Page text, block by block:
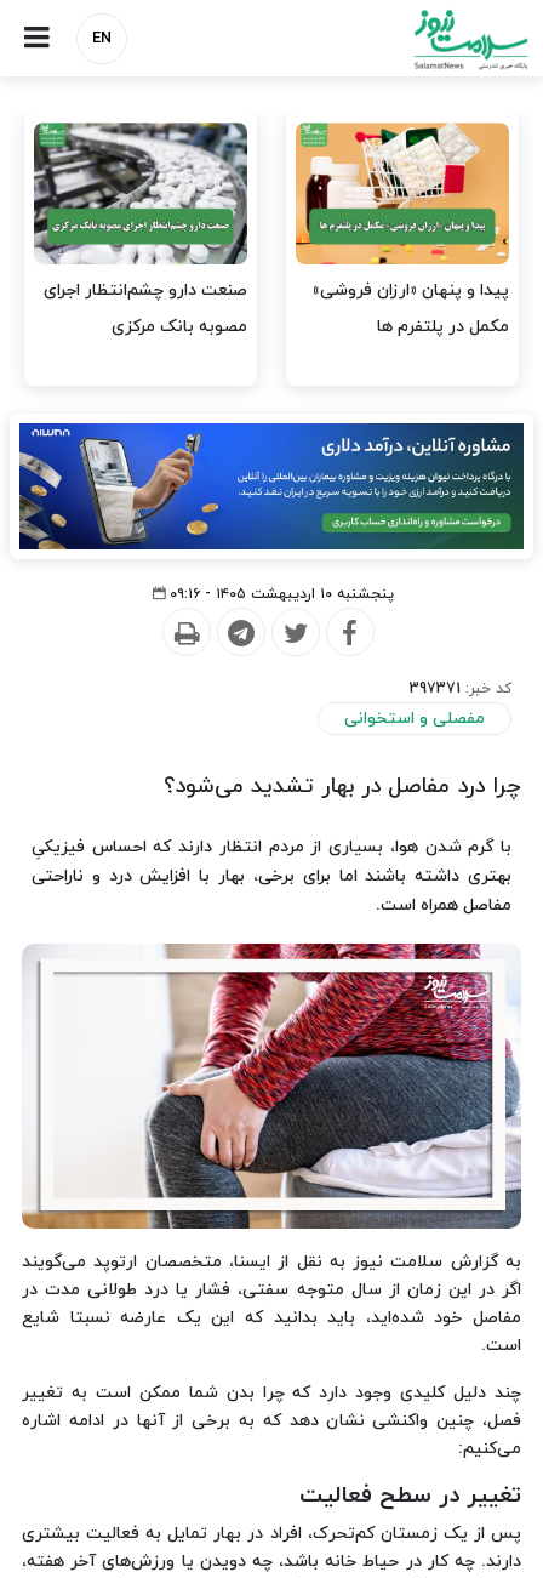
EN
هشدار کانون هموفیلی ایران:
۴ هزار بیمار ۸ ماه است
نسخه وزارت بهداشت برای
مهار پزشک‌نماهای
پنجشنبه ۱۰ اردیبهشت ۱۴۰۵ - ۰۹:۱۶
کد خبر: 397371
مفصلی و استخوانی
چرا درد مفاصل در بهار تشدید می‌شود؟
با گرم شدن هوا، بسیاری از مردم انتظار دارند که احساس فیزیکیِ
بهتری داشته باشند اما برای برخی، بهار با افزایش درد و ناراحتی
مفاصل همراه است.
به گزارش سلامت نیوز به نقل از ایسنا،‌ متخصصان ارتوپد می‌گویند
اگر در این زمان از سال متوجه سفتی، فشار یا درد طولانی مدت در
مفاصل خود شده‌اید، باید بدانید که این یک عارضه نسبتا شایع
است.
چند دلیل کلیدی وجود دارد که چرا بدن شما ممکن است به تغییر
فصل، چنین واکنشی نشان دهد که به برخی از آنها در ادامه اشاره
می‌کنیم:
تغییر در سطح فعالیت
پس از یک زمستان کم‌تحرک، افراد در بهار تمایل به فعالیت بیشتری
دارند. چه کار در حیاط خانه باشد، چه دویدن یا ورزش‌های آخر هفته،